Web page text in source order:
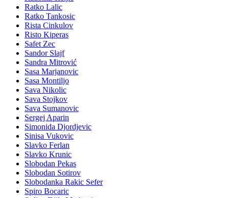
Ratko Lalic
Ratko Tankosic
Rista Cinkulov
Risto Kiperas
Safet Zec
Sandor Slajf
Sandra Mitrović
Sasa Marjanovic
Sasa Montiljo
Sava Nikolic
Sava Stojkov
Sava Sumanovic
Sergej Aparin
Simonida Djordjevic
Sinisa Vukovic
Slavko Ferlan
Slavko Krunic
Slobodan Pekas
Slobodan Sotirov
Slobodanka Rakic Sefer
Spiro Bocaric